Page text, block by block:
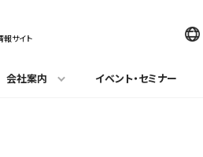
報サイト
会社案内 イベント・セミナー